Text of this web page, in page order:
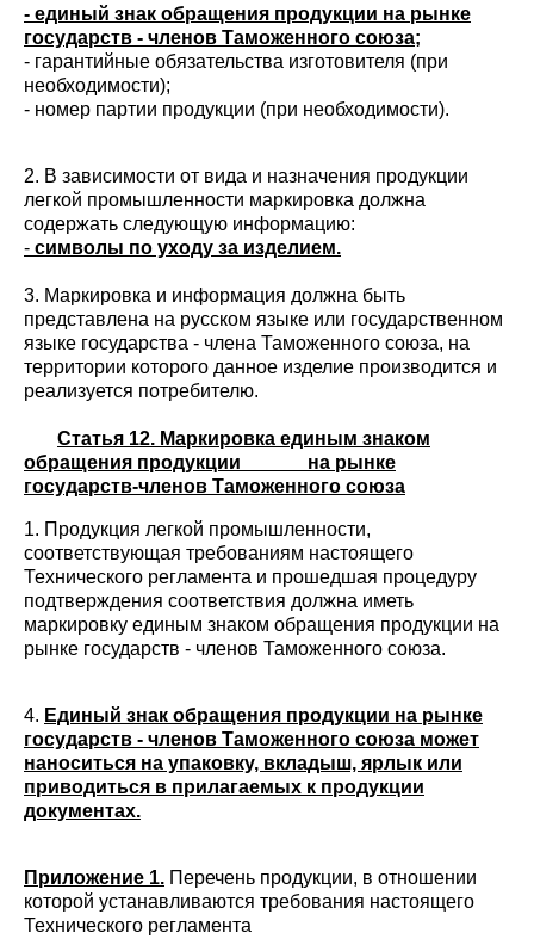
- единый знак обращения продукции на рынке
государств - членов Таможенного союза;
- гарантийные обязательства изготовителя (при
необходимости);
- номер партии продукции (при необходимости).
2. В зависимости от вида и назначения продукции
легкой промышленности маркировка должна
содержать следующую информацию:
- символы по уходу за изделием.
3. Маркировка и информация должна быть
представлена на русском языке или государственном
языке государства - члена Таможенного союза, на
территории которого данное изделие производится и
реализуется потребителю.
Статья 12. Маркировка единым знаком
обращения продукции на рынке
государств-членов Таможенного союза
1. Продукция легкой промышленности,
соответствующая требованиям настоящего
Технического регламента и прошедшая процедуру
подтверждения соответствия должна иметь
маркировку единым знаком обращения продукции на
рынке государств - членов Таможенного союза.
4. Единый знак обращения продукции на рынке
государств - членов Таможенного союза может
наноситься на упаковку, вкладыш, ярлык или
приводиться в прилагаемых к продукции
документах.
Приложение 1. Перечень продукции, в отношении
которой устанавливаются требования настоящего
Технического регламента